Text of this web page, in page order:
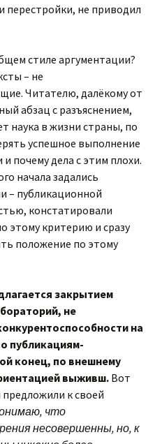
не приводил
стиле аргументации?
– не
Читателю, далёкому от
абзац с разъяснением,
наука в жизни страны, по
успешное выполнение
почему дела с этим плохи.
начала задались
– публикационной
констатировали
этому критерию и сразу
положение по этому
закрытием
не
на
публикациям-
конец, по внешнему
выживш. Вот
к своей
что
несовершенны, но, к